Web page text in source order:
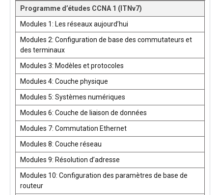
Programme d’études CCNA 1 (ITNv7)
Modules 1: Les réseaux aujourd’hui
Modules 2: Configuration de base des commutateurs et
des terminaux
Modules 3: Modèles et protocoles
Modules 4: Couche physique
Modules 5: Systèmes numériques
Modules 6: Couche de liaison de données
Modules 7: Commutation Ethernet
Modules 8: Couche réseau
Modules 9: Résolution d’adresse
Modules 10: Configuration des paramètres de base de
routeur